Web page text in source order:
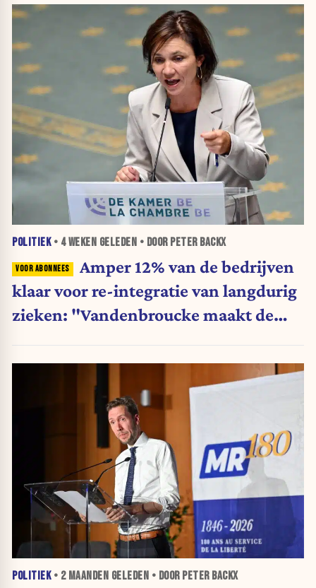
POLITIEK• 4 WEKEN GELEDEN • DOOR PETER BACKX
Amper 12% van de bedrijven
klaar voor re-integratie van langdurig
zieken: "Vandenbroucke maakt de
POLITIEK• 2 MAANDEN GELEDEN • DOOR PETER BACKX